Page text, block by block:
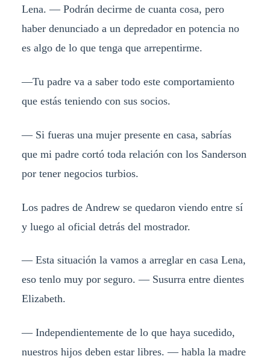
Lena. — Podrán decirme de cuanta cosa, pero
haber denunciado a un depredador en potencia no
es algo de lo que tenga que arrepentirme.
—Tu padre va a saber todo este comportamiento
que estás teniendo con sus socios.
— Si fueras una mujer presente en casa, sabrías
que mi padre cortó toda relación con los Sanderson
por tener negocios turbios.
Los padres de Andrew se quedaron viendo entre sí
y luego al oficial detrás del mostrador.
— Esta situación la vamos a arreglar en casa Lena,
eso tenlo muy por seguro. — Susurra entre dientes
Elizabeth.
— Independientemente de lo que haya sucedido,
nuestros hijos deben estar libres. — habla la madre